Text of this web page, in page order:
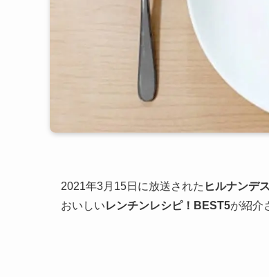
2021年3月15日に放送された ヒルナンデス
おいしいレンチンレシピ！BEST5が紹介